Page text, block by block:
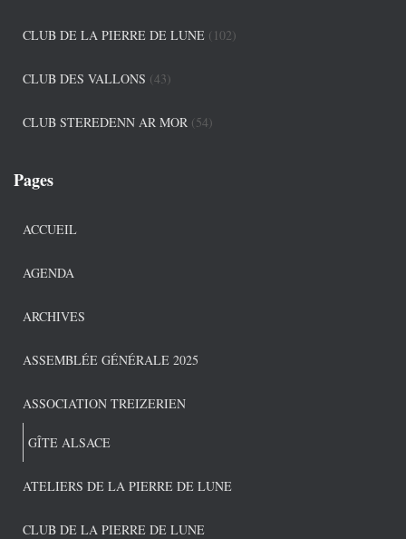
CLUB DE LA PIERRE DE LUNE (102)
CLUB DES VALLONS (43)
CLUB STEREDENN AR MOR (54)
Pages
ACCUEIL
AGENDA
ARCHIVES
ASSEMBLÉE GÉNÉRALE 2025
ASSOCIATION TREIZERIEN
GÎTE ALSACE
ATELIERS DE LA PIERRE DE LUNE
CLUB DE LA PIERRE DE LUNE